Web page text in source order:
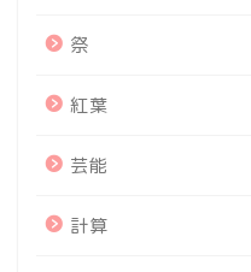
祭
紅葉
芸能
計算